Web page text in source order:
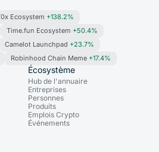
Ecosystem +138.2%
Time.fun Ecosystem +50.4%
Camelot Launchpad +23.7%
Robinhood Chain Meme +17.4%
Écosystème
Hub de l'annuaire
Entreprises
Personnes
Produits
Emplois Crypto
Événements